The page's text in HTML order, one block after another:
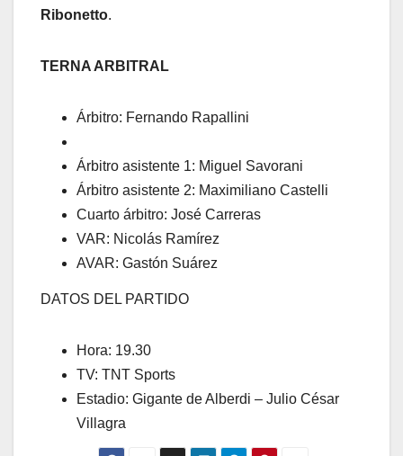
Ribonetto.
TERNA ARBITRAL
Árbitro: Fernando Rapallini
Árbitro asistente 1: Miguel Savorani
Árbitro asistente 2: Maximiliano Castelli
Cuarto árbitro: José Carreras
VAR: Nicolás Ramírez
AVAR: Gastón Suárez
DATOS DEL PARTIDO
Hora: 19.30
TV: TNT Sports
Estadio: Gigante de Alberdi – Julio César
Villagra